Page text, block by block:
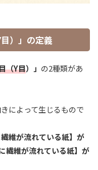
）」の定義
（Y目）」 の2種類があ
によって生じるもので
繊維が流れている紙】が
繊維が流れている紙】が